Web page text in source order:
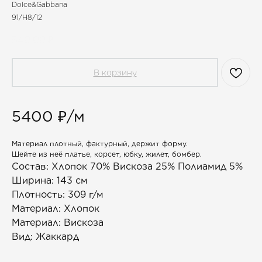
Dolce&Gabbana
91/H8/12
В корзину
5400 ₽/м
Материал плотный, фактурный, держит форму.
Шейте из неё платье, корсет, юбку, жилет, бомбер.
Состав: Хлопок 70% Вискоза 25% Полиамид 5%
Ширина: 143 см
Плотность: 309 г/м
Материал: Хлопок
Материал: Вискоза
Вид: Жаккард